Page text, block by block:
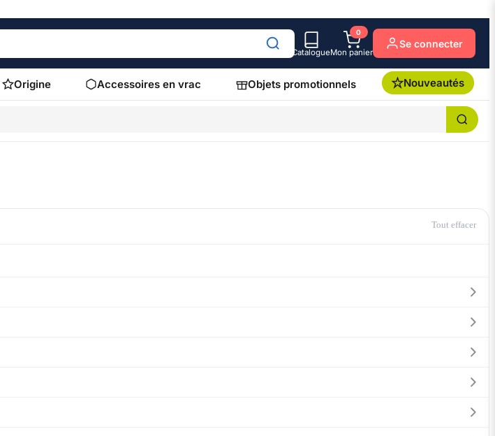
Catalogue
0
Mon panier
Se connecter
Origine Accessoires en vrac Objets promotionnels Nouveautés
Tout effacer